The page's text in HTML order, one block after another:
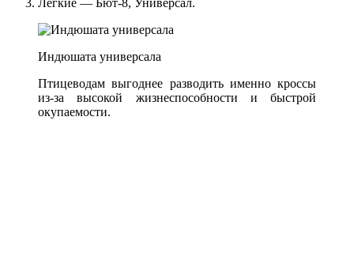
Индюшата универсала
Птицеводам выгоднее разводить именно кроссы
из-за высокой жизнеспособности и быстрой
окупаемости.